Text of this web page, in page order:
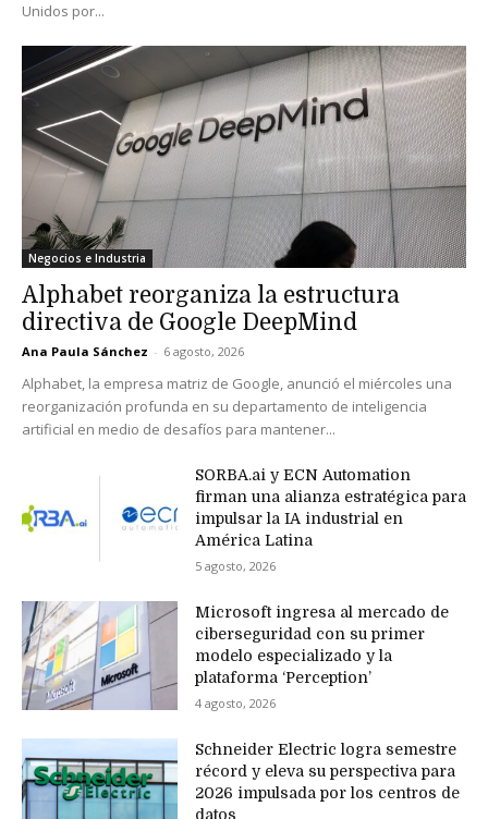
Unidos por...
Negocios e Industria
Alphabet reorganiza la estructura
directiva de Google DeepMind
Ana Paula Sánchez - 6 agosto, 2026
Alphabet, la empresa matriz de Google, anunció el miércoles una
reorganización profunda en su departamento de inteligencia
artificial en medio de desafíos para mantener...
SORBA.ai y ECN Automation
firman una alianza estratégica para
impulsar la IA industrial en
América Latina
5 agosto, 2026
Microsoft ingresa al mercado de
ciberseguridad con su primer
modelo especializado y la
plataforma ‘Perception’
4 agosto, 2026
Schneider Electric logra semestre
récord y eleva su perspectiva para
2026 impulsada por los centros de
datos